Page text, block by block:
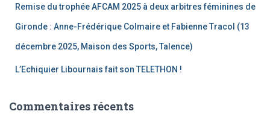
Remise du trophée AFCAM 2025 à deux arbitres féminines de
Gironde : Anne-Frédérique Colmaire et Fabienne Tracol (13
décembre 2025, Maison des Sports, Talence)
L’Echiquier Libournais fait son TELETHON !
Commentaires récents